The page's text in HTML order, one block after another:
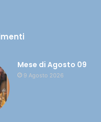
Mese di Agosto 09
9 Agosto 2026